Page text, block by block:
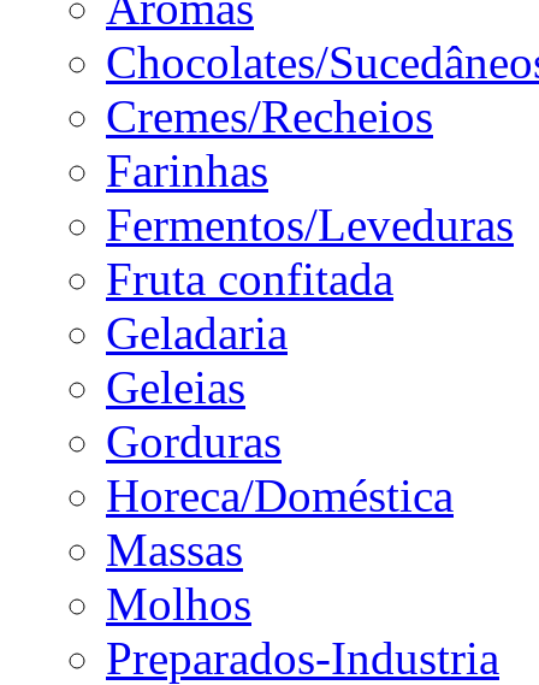
Chocolates/
Cremes/Recheios
Farinhas
Fermentos/Leveduras
Fruta confitada
Geladaria
Geleias
Gorduras
Horeca/Doméstica
Massas
Molhos
Preparados-Industria